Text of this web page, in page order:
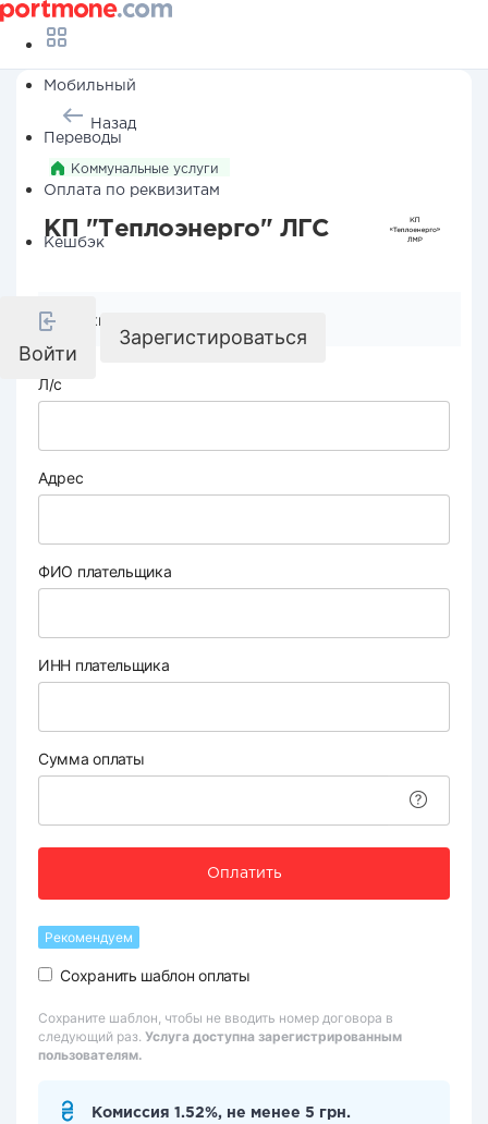
Мобильный
Переводы
Оплата по реквизитам
Кешбэк
Войти
Зарегистироваться
Назад
Коммунальные услуги
КП "Теплоэнерго" ЛГС
Реквизиты компании
Л/с
Адрес
ФИО плательщика
ИНН плательщика
Сумма оплаты
Оплатить
Рекомендуем
Сохранить шаблон оплаты
Сохраните шаблон, чтобы не вводить номер договора в
следующий раз. Услуга доступна зарегистрированным
пользователям.
Комиссия 1.52%, не менее 5 грн.